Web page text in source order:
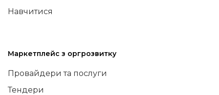
Навчитися
Маркетплейс з оргрозвитку
Провайдери та послуги
Тендери